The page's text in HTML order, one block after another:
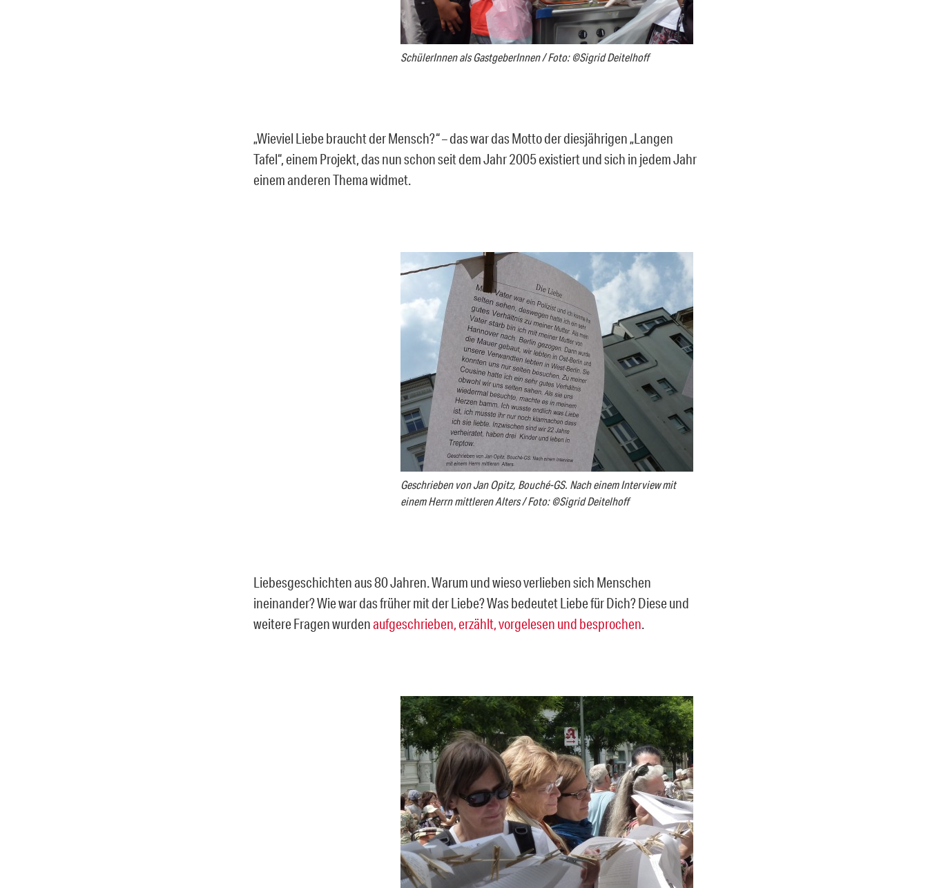
SchülerInnen als GastgeberInnen / Foto: ©Sigrid Deitelhoff
„Wieviel Liebe braucht der Mensch?“ – das war das Motto der diesjährigen „Langen
Tafel“, einem Projekt, das nun schon seit dem Jahr 2005 existiert und sich in jedem Jahr
einem anderen Thema widmet.
Geschrieben von Jan Opitz, Bouché-GS. Nach einem Interview mit
einem Herrn mittleren Alters / Foto: ©Sigrid Deitelhoff
Liebesgeschichten aus 80 Jahren. Warum und wieso verlieben sich Menschen
ineinander? Wie war das früher mit der Liebe? Was bedeutet Liebe für Dich? Diese und
weitere Fragen wurdenaufgeschrieben, erzählt, vorgelesen und besprochen.